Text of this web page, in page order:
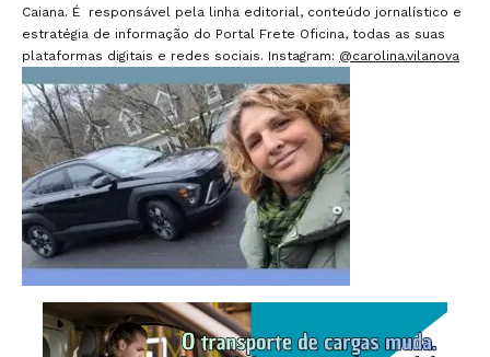
Caiana. É responsável pela linha editorial, conteúdo jornalístico e
estratégia de informação do Portal Frete Oficina, todas as suas
plataformas digitais e redes sociais. Instagram: @carolina.vilanova